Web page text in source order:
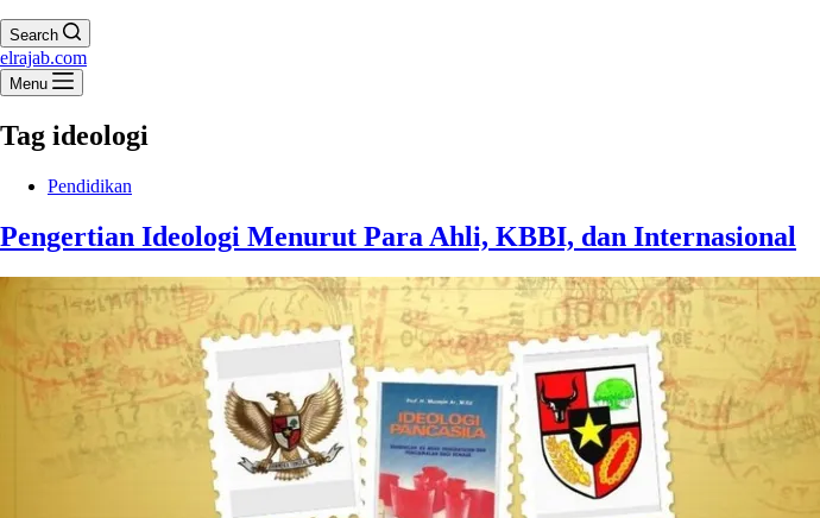
Search
elrajab.com
Menu
Tag ideologi
Pendidikan
Pengertian Ideologi Menurut Para Ahli, KBBI, dan Internasional